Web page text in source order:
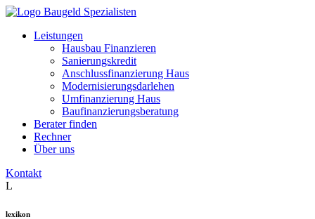
Leistungen
Hausbau Finanzieren
Sanierungskredit
Anschlussfinanzierung Haus
Modernisierungsdarlehen
Umfinanzierung Haus
Baufinanzierungsberatung
Berater finden
Rechner
Über uns
Kontakt
L
lexikon